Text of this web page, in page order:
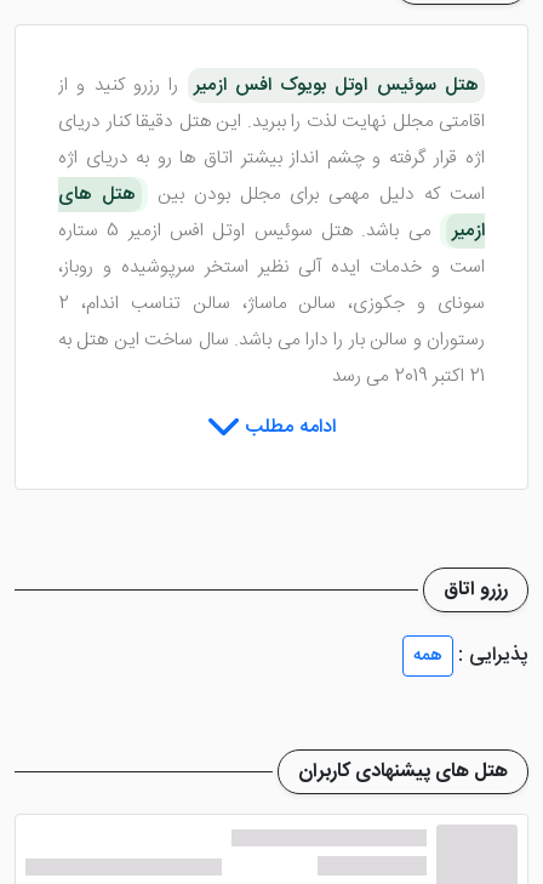
هتل سوئیس اوتل بویوک افس ازمیر را رزرو کنید و از
اقامتی مجلل نهایت لذت را ببرید. این هتل دقیقا کنار دریای
اژه قرار گرفته و چشم انداز بیشتر اتاق ها رو به دریای اژه
است که دلیل مهمی برای مجلل بودن بین
هتل های
ازمیر
می باشد. هتل سوئیس اوتل افس ازمیر 5 ستاره
است و خدمات ایده آلی نظیر استخر سرپوشیده و روباز،
سونای و جکوزی، سالن ماساژ، سالن تناسب اندام، 2
رستوران و سالن بار را دارا می باشد. سال ساخت این هتل به
21 اکتبر 2019 می رسد
با اقامت در هتل سوئیس اوتل افس ازمیر پارکینگ و اینترنت
زمان استراحت، آرامشی وصف ناپذیر را تجربه کنند. فاصله
کوناک و ... فقط چند قدم پیاده روی است. جهت کسب
اطلاعات بیشتر درباره اتاق ها، امکانات و آدرس هتل توصیه
اتاق های هتل سوئیس اوتل افس
ازمیر
ادامه مطلب
رزرو اتاق
پذیرایی :
همه
هتل های پیشنهادی کاربران